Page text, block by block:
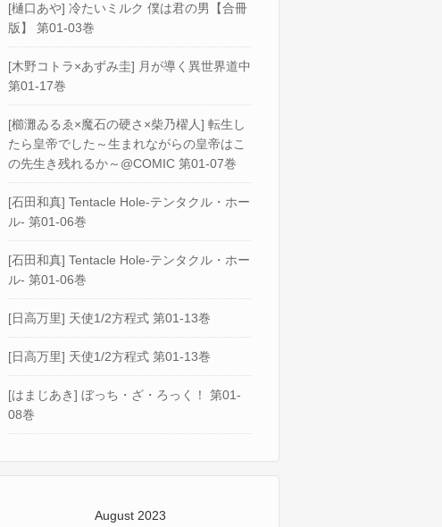
[樋口あや] 冷たいミルク 僕は君の男【合冊
版】 第01-03巻
[木野コトラ×あずみ圭] 月が導く異世界道中
第01-17巻
[櫛灘ゐるゑ×魔石の硬さ×柴乃櫂人] 転生し
たら皇帝でした～生まれながらの皇帝はこ
の先生き残れるか～@COMIC 第01-07巻
[石田和真] Tentacle Hole-テンタクル・ホー
ル- 第01-06巻
[石田和真] Tentacle Hole-テンタクル・ホー
ル- 第01-06巻
[日高万里] 天使1/2方程式 第01-13巻
[日高万里] 天使1/2方程式 第01-13巻
[はまじあき] ぼっち・ざ・ろっく！ 第01-
08巻
August 2023